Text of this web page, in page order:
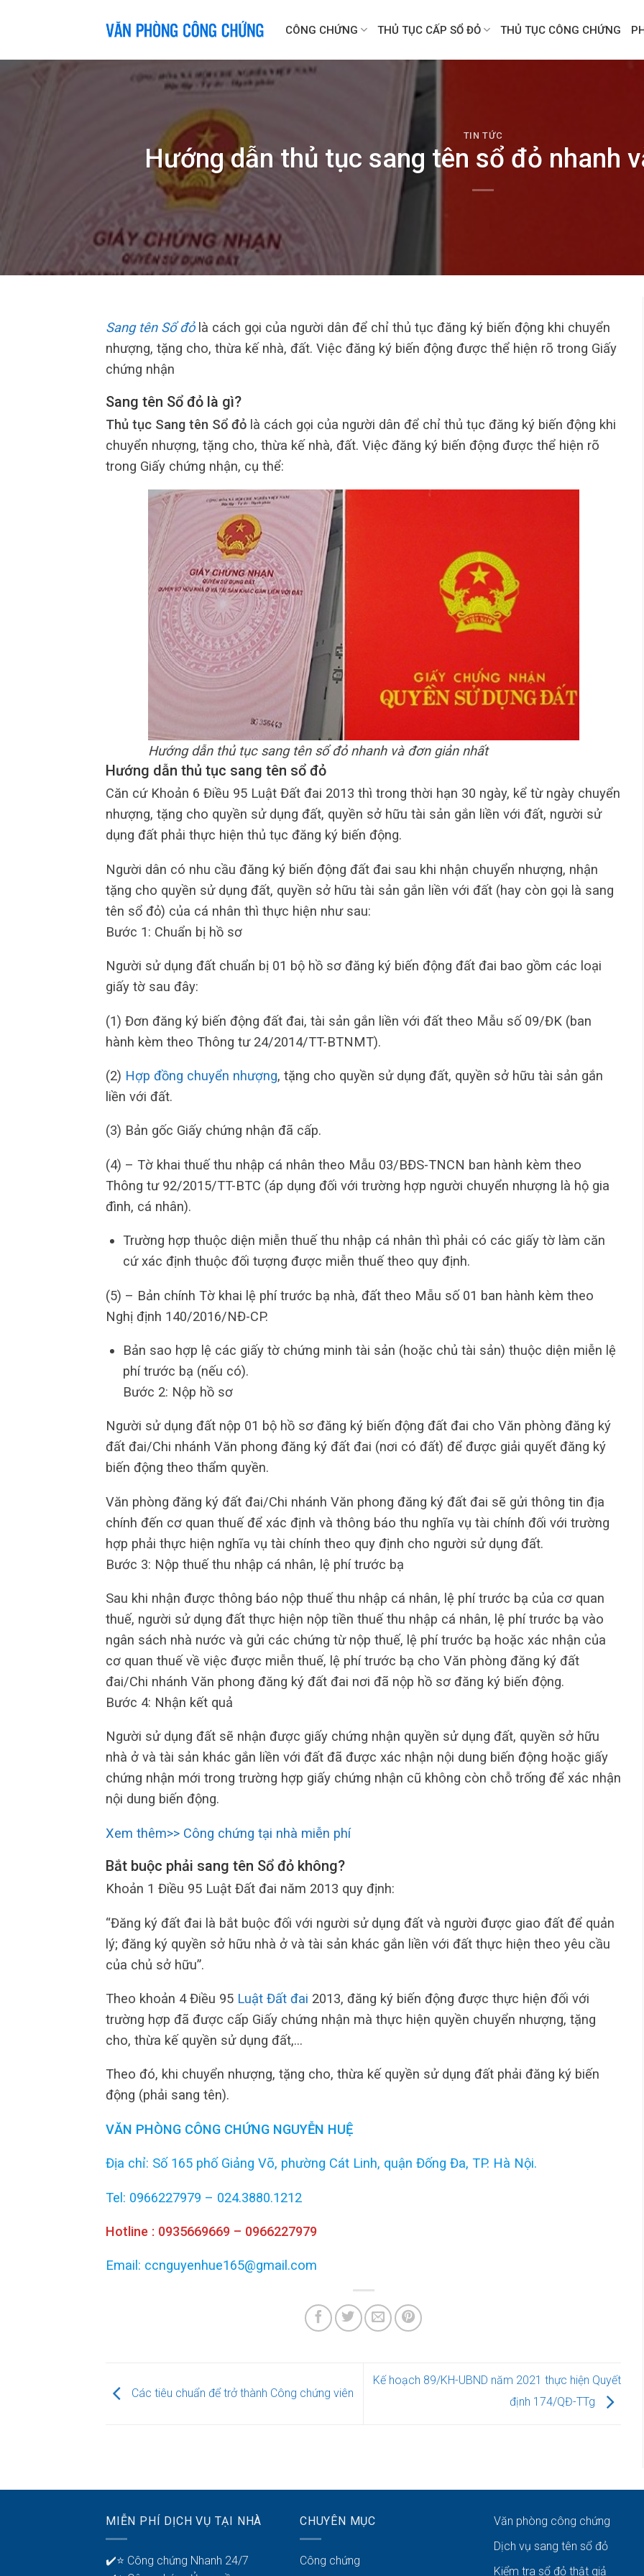
CÔNG CHỨNG THỦ TỤC CẤP SỔ ĐỎ THỦ TỤC CÔNG CHỨNG
TIN TỨC
Hướng dẫn thủ tục sang tên sổ đỏ nhanh
Sang tên Sổ đỏlà cách gọi của người dân để chỉ thủ tục đăng ký biến động khi chuyển
nhượng, tặng cho, thừa kế nhà, đất. Việc đăng ký biến động được thể hiện rõ trong Giấy
chứng nhận
Sang tên Sổ đỏ là gì?
Thủ tục Sang tên Sổ đỏ là cách gọi của người dân để chỉ thủ tục đăng ký biến động khi
chuyển nhượng, tặng cho, thừa kế nhà, đất. Việc đăng ký biến động được thể hiện rõ
trong Giấy chứng nhận, cụ thể:
Hướng dẫn thủ tục sang tên sổ đỏ nhanh và đơn giản nhất
Hướng dẫn thủ tục sang tên sổ đỏ
Căn cứ Khoản 6 Điều 95 Luật Đất đai 2013 thì trong thời hạn 30 ngày, kể từ ngày chuyển
nhượng, tặng cho quyền sử dụng đất, quyền sở hữu tài sản gắn liền với đất, người sử
dụng đất phải thực hiện thủ tục đăng ký biến động.
Người dân có nhu cầu đăng ký biến động đất đai sau khi nhận chuyển nhượng, nhận
tặng cho quyền sử dụng đất, quyền sở hữu tài sản gắn liền với đất (hay còn gọi là sang
tên sổ đỏ) của cá nhân thì thực hiện như sau:
Bước 1: Chuẩn bị hồ sơ
Người sử dụng đất chuẩn bị 01 bộ hồ sơ đăng ký biến động đất đai bao gồm các loại
giấy tờ sau đây:
(1) Đơn đăng ký biến động đất đai, tài sản gắn liền với đất theo Mẫu số 09/ĐK (ban
hành kèm theo Thông tư 24/2014/TT-BTNMT).
(2) Hợp đồng chuyển nhượng, tặng cho quyền sử dụng đất, quyền sở hữu tài sản gắn
liền với đất.
(3) Bản gốc Giấy chứng nhận đã cấp.
(4) – Tờ khai thuế thu nhập cá nhân theo Mẫu 03/BĐS-TNCN ban hành kèm theo
Thông tư 92/2015/TT-BTC (áp dụng đối với trường hợp người chuyển nhượng là hộ gia
đình, cá nhân).
Trường hợp thuộc diện miễn thuế thu nhập cá nhân thì phải có các giấy tờ làm căn
cứ xác định thuộc đối tượng được miễn thuế theo quy định.
(5) – Bản chính Tờ khai lệ phí trước bạ nhà, đất theo Mẫu số 01 ban hành kèm theo
Nghị định 140/2016/NĐ-CP.
Bản sao hợp lệ các giấy tờ chứng minh tài sản (hoặc chủ tài sản) thuộc diện miễn lệ
phí trước bạ (nếu có).
Bước 2: Nộp hồ sơ
Người sử dụng đất nộp 01 bộ hồ sơ đăng ký biến động đất đai cho Văn phòng đăng ký
đất đai/Chi nhánh Văn phong đăng ký đất đai (nơi có đất) để được giải quyết đăng ký
biến động theo thẩm quyền.
Văn phòng đăng ký đất đai/Chi nhánh Văn phong đăng ký đất đai sẽ gửi thông tin địa
chính đến cơ quan thuế để xác định và thông báo thu nghĩa vụ tài chính đối với trường
hợp phải thực hiện nghĩa vụ tài chính theo quy định cho người sử dụng đất.
Bước 3: Nộp thuế thu nhập cá nhân, lệ phí trước bạ
Sau khi nhận được thông báo nộp thuế thu nhập cá nhân, lệ phí trước bạ của cơ quan
thuế, người sử dụng đất thực hiện nộp tiền thuế thu nhập cá nhân, lệ phí trước bạ vào
ngân sách nhà nước và gửi các chứng từ nộp thuế, lệ phí trước bạ hoặc xác nhận của
cơ quan thuế về việc được miễn thuế, lệ phí trước bạ cho Văn phòng đăng ký đất
đai/Chi nhánh Văn phong đăng ký đất đai nơi đã nộp hồ sơ đăng ký biến động.
Bước 4: Nhận kết quả
Người sử dụng đất sẽ nhận được giấy chứng nhận quyền sử dụng đất, quyền sở hữu
nhà ở và tài sản khác gắn liền với đất đã được xác nhận nội dung biến động hoặc giấy
chứng nhận mới trong trường hợp giấy chứng nhận cũ không còn chỗ trống để xác nhận
nội dung biến động.
Xem thêm>> Công chứng tại nhà miễn phí
Bắt buộc phải sang tên Sổ đỏ không?
Khoản 1 Điều 95 Luật Đất đai năm 2013 quy định:
“Đăng ký đất đai là bắt buộc đối với người sử dụng đất và người được giao đất để quản
lý; đăng ký quyền sở hữu nhà ở và tài sản khác gắn liền với đất thực hiện theo yêu cầu
của chủ sở hữu”.
Theo khoản 4 Điều 95 Luật Đất đai 2013, đăng ký biến động được thực hiện đối với
trường hợp đã được cấp Giấy chứng nhận mà thực hiện quyền chuyển nhượng, tặng
cho, thừa kế quyền sử dụng đất,…
Theo đó, khi chuyển nhượng, tặng cho, thừa kế quyền sử dụng đất phải đăng ký biến
động (phải sang tên).
VĂN PHÒNG CÔNG CHỨNG NGUYỄN HUỆ
Địa chỉ: Số 165 phố Giảng Võ, phường Cát Linh, quận Đống Đa, TP. Hà Nội.
Tel: 0966227979 – 024.3880.1212
Hotline : 0935669669 – 0966227979
Email: ccnguyenhue165@gmail.com
Các tiêu chuẩn để trở thành Công chứng viên
Kế hoạch 89/KH-UBND năm 2021 thực hiện Quyết
định 174/QĐ-TTg
MIỄN PHÍ DỊCH VỤ TẠI NHÀ
✔️⭐ Công chứng Nhanh 24/7
CHUYÊN MỤC
Công chứng
Văn phòng công chứng
Dịch vụ sang tên sổ đỏ
Kiểm tra sổ đỏ thật giả